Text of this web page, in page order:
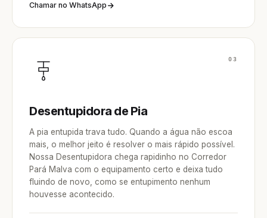
Chamar no WhatsApp
03
Desentupidora de Pia
A pia entupida trava tudo. Quando a água não escoa
mais, o melhor jeito é resolver o mais rápido possível.
Nossa Desentupidora chega rapidinho no Corredor
Pará Malva com o equipamento certo e deixa tudo
fluindo de novo, como se entupimento nenhum
houvesse acontecido.